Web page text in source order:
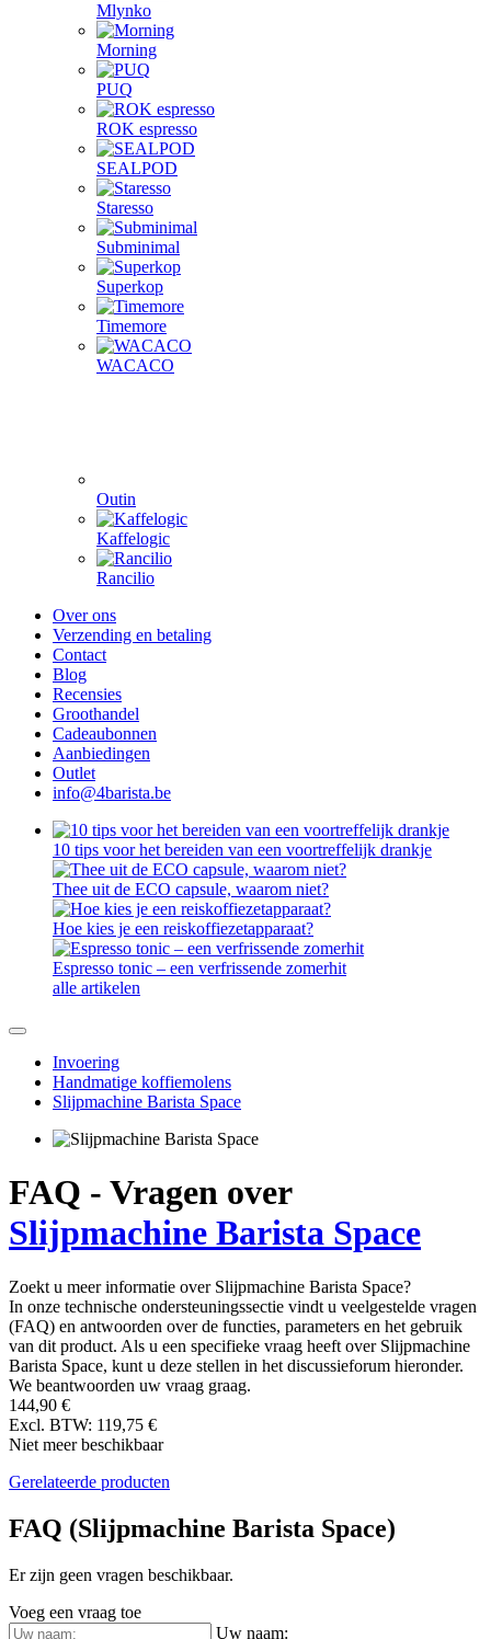
Mlynko
Morning
PUQ
ROK espresso
SEALPOD
Staresso
Subminimal
Superkop
Timemore
WACACO
Outin
Kaffelogic
Rancilio
Over ons
Verzending en betaling
Contact
Blog
Recensies
Groothandel
Cadeaubonnen
Aanbiedingen
Outlet
info@4barista.be
10 tips voor het bereiden van een voortreffelijk drankje
Thee uit de ECO capsule, waarom niet?
Hoe kies je een reiskoffiezetapparaat?
Espresso tonic – een verfrissende zomerhit
alle artikelen
Invoering
Handmatige koffiemolens
Slijpmachine Barista Space
FAQ - Vragen over
Slijpmachine Barista Space
Zoekt u meer informatie over Slijpmachine Barista Space?
In onze technische ondersteuningssectie vindt u veelgestelde vragen
(FAQ) en antwoorden over de functies, parameters en het gebruik
van dit product. Als u een specifieke vraag heeft over Slijpmachine
Barista Space, kunt u deze stellen in het discussieforum hieronder.
We beantwoorden uw vraag graag.
144,90 €
Excl. BTW: 119,75 €
Niet meer beschikbaar
Gerelateerde producten
FAQ (Slijpmachine Barista Space)
Er zijn geen vragen beschikbaar.
Voeg een vraag toe
Uw naam: